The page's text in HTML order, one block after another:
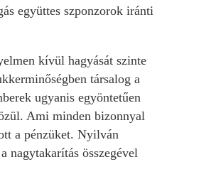
együttes szponzorok iránti
kívül hagyását szinte
társalog a
ugyanis egyöntetűen
Ami minden bizonnyal
a pénzüket. Nyilván
nagytakarítás összegével